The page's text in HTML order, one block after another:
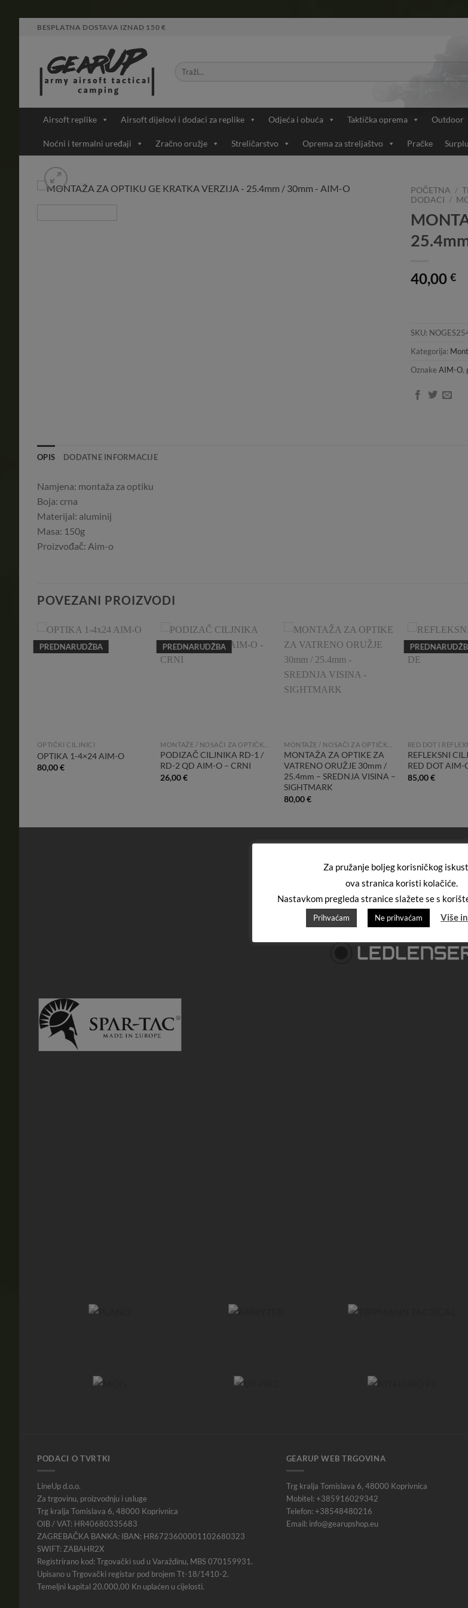
BESPLATNA DOSTAVA IZNAD 150 €
Airsoft replike Airsoft dijelovi i dodaci za replike Odjeća i obuća Taktička oprema Outdoor
Noćni i termalni uređaji Zračno oružje Streličarstvo Oprema za streljaštvo Pračke
POČETNA /
DODACI /
40,00 €
SKU:
Kategorija:
Oznake AIM-O,
OPIS DODATNE INFORMACIJE
Namjena: montaža za optiku
Boja: crna
Materijal: aluminij
Masa: 150g
Proizvođač: Aim-o
POVEZANI PROIZVODI
PREDNARUDŽBA
OPTIČKI CILJNICI
OPTIKA 1-4×24 AIM-O
80,00€
PREDNARUDŽBA
PODIZAČ CILJNIKA RD-1 /
RD-2 QD AIM-O – CRNI
26,00€
MONTAŽA ZA OPTIKE ZA
VATRENO ORUŽJE 30mm /
25.4mm – SREDNJA VISINA –
SIGHTMARK
80,00€
RED DOT I
REFLEKSNI
RED DOT AIM-
85,00€
PODACI O TVRTKI
LineUp d.o.o.
Za trgovinu, proizvodnju i usluge
Trg kralja Tomislava 6, 48000 Koprivnica
OIB / VAT: HR40680335683
ZAGREBAČKA BANKA: IBAN: HR6723600001102680323
SWIFT: ZABAHR2X
Registrirano kod: Trgovački sud u Varaždinu, MBS 070159931.
Upisano u Trgovački registar pod brojem Tt-18/1410-2.
Temeljni kapital 20.000,00 Kn uplaćen u cijelosti.
GEARUP WEB TRGOVINA
Trg kralja Tomislava 6, 48000 Koprivnica
Mobitel: +385916029342
Telefon: +38548480216
Email: info@gearupshop.eu
Za pružanje boljeg korisničkog
ova stranica koristi kolačiće.
Nastavkom pregleda stranice slažete se s
Prihvaćam Ne prihvaćam Više